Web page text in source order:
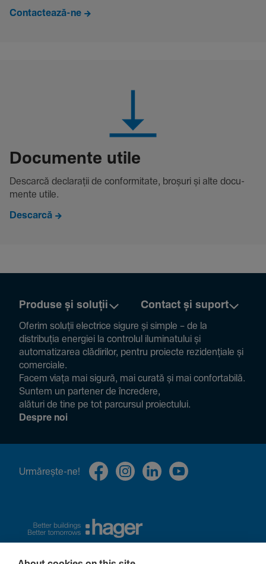
Contactează-ne
Docu­mente utile
Descarcă decla­rații de conformitate, broșuri și alte docu­
mente utile.
Descarcă
Produse și soluții Contact și suport
Oferim soluții electrice sigure și simple – de la
distribuția energiei la controlul ilumi­na­tului și
auto­ma­ti­zarea clădi­rilor, pentru proiecte rezi­den­țiale și
comer­ciale.
Facem viața mai sigură, mai curată și mai confor­ta­bilă.
Suntem un partener de încre­dere,
alături de tine pe tot parcursul proiec­tului.
Despre noi
Urmă­rește-ne!